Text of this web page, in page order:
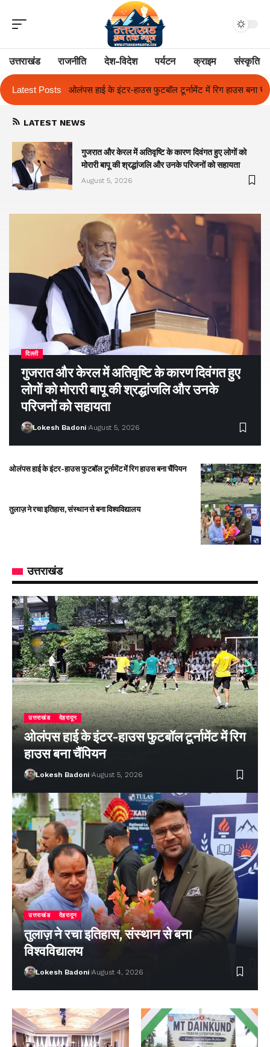
उत्तराखंड राजनीति देश-विदेश पर्यटन क्राइम संस्कृति
Latest Posts
फुटबॉल टूर्नामेंट में रिग हाउस बना चैंपियन तुलाज़ ने रचा इतिहास, संस्थान से
LATEST NEWS
गुजरात और केरल में अतिवृष्टि के कारण दिवंगत हुए लोगों को
मोरारी बापू की श्रद्धांजलि और उनके परिजनों को सहायता
August 5, 2026
दिल्ली
गुजरात और केरल में अतिवृष्टि के कारण दिवंगत हुए
लोगों को मोरारी बापू की श्रद्धांजलि और उनके
परिजनों को सहायता
Lokesh Badoni August 5, 2026
ओलंपस हाई के इंटर-हाउस फुटबॉल टूर्नामेंट में रिग हाउस बना चैंपियन
तुलाज़ ने रचा इतिहास, संस्थान से बना विश्वविद्यालय
उत्तराखंड
उत्तराखंड देहरादून
ओलंपस हाई के इंटर-हाउस फुटबॉल टूर्नामेंट में रिग
हाउस बना चैंपियन
Lokesh Badoni August 5, 2026
उत्तराखंड देहरादून
तुलाज़ ने रचा इतिहास, संस्थान से बना
विश्वविद्यालय
Lokesh Badoni August 4, 2026